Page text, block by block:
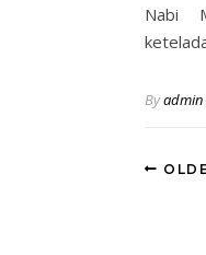
Nabi
Byadmin